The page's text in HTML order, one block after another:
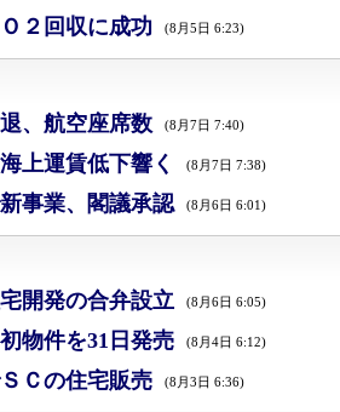
２回収に成功 (8月5日 6:23)
、航空座席数 (8月7日 7:40)
上運賃低下響く (8月7日 7:38)
事業、閣議承認 (8月6日 6:01)
開発の合弁設立 (8月6日 6:05)
物件を31日発売 (8月4日 6:12)
Ｃの住宅販売 (8月3日 6:36)